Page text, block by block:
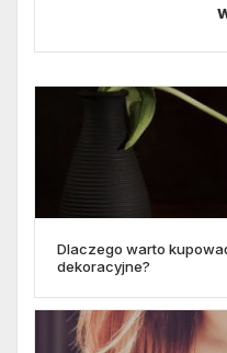
Dlaczego warto
dekoracyjne?